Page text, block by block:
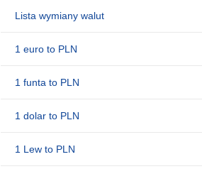
Lista wymiany walut
1 euro to PLN
1 funta to PLN
1 dolar to PLN
1 Lew to PLN